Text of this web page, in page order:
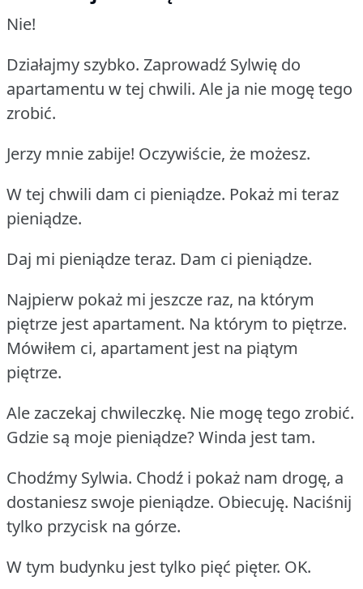
Nie!
Działajmy szybko. Zaprowadź Sylwię do
apartamentu w tej chwili. Ale ja nie mogę tego
zrobić.
Jerzy mnie zabije! Oczywiście, że możesz.
W tej chwili dam ci pieniądze. Pokaż mi teraz
pieniądze.
Daj mi pieniądze teraz. Dam ci pieniądze.
Najpierw pokaż mi jeszcze raz, na którym
piętrze jest apartament. Na którym to piętrze.
Mówiłem ci, apartament jest na piątym
piętrze.
Ale zaczekaj chwileczkę. Nie mogę tego zrobić.
Gdzie są moje pieniądze?Winda jest tam.
Chodźmy Sylwia. Chodź i pokaż nam drogę, a
dostaniesz swoje pieniądze. Obiecuję. Naciśnij
tylko przycisk na górze.
W tym budynku jest tylko pięć pięter. OK.